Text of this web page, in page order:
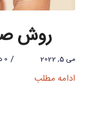
روش
می 5, 2022 / 0 دیدگاه
ادامه مطلب